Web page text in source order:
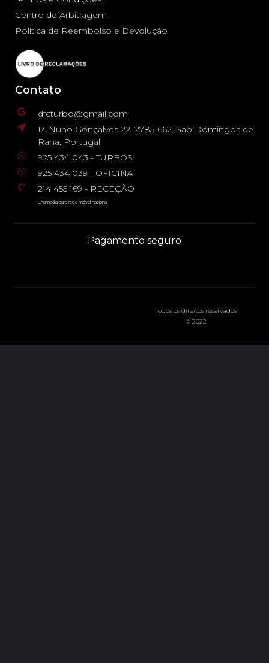
Centro de Arbitragem
Política de Reembolso e Devolução
Contato
dfcturbo@gmail.com
R. Nuno Gonçalves 22, 2785-662, São Domingos de
Rana, Portugal
925 434 043 - TURBOS
925 434 039 - OFICINA
214 455 169 - RECEÇÃO
Chamada para rede móvel naciona
Pagamento seguro
Todos os direitos reservados
© 2022